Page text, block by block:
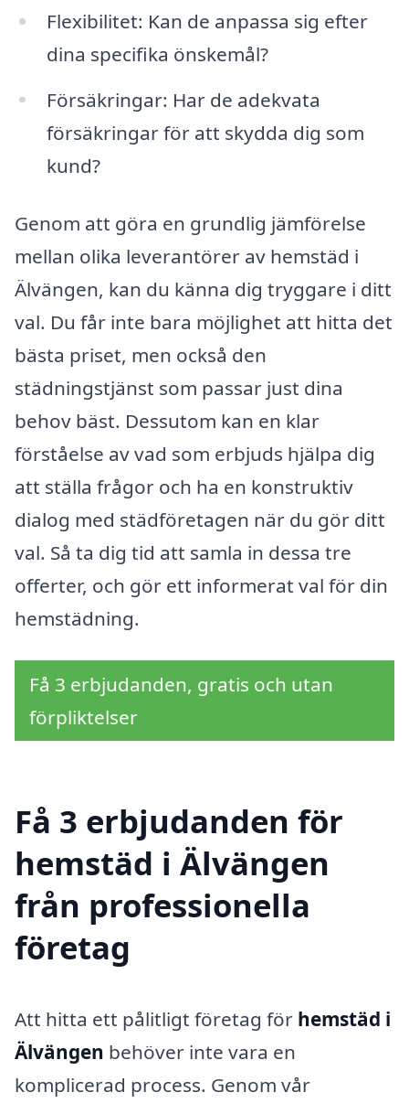
Flexibilitet: Kan de anpassa sig efter
dina specifika önskemål?
Försäkringar: Har de adekvata
försäkringar för att skydda dig som
kund?
Genom att göra en grundlig jämförelse
mellan olika leverantörer av hemstäd i
Älvängen, kan du känna dig tryggare i ditt
val. Du får inte bara möjlighet att hitta det
bästa priset, men också den
städningstjänst som passar just dina
behov bäst. Dessutom kan en klar
förståelse av vad som erbjuds hjälpa dig
att ställa frågor och ha en konstruktiv
dialog med städföretagen när du gör ditt
val. Så ta dig tid att samla in dessa tre
offerter, och gör ett informerat val för din
hemstädning.
Få 3 erbjudanden, gratis och utan
förpliktelser
Få 3 erbjudanden för
hemstäd i Älvängen
från professionella
företag
Att hitta ett pålitligt företag för hemstäd i
Älvängen behöver inte vara en
komplicerad process. Genom vår